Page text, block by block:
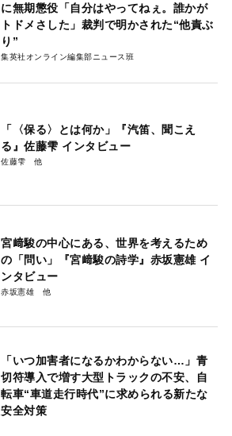
に無期懲役「自分はやってねぇ。誰かが
トドメさした」裁判で明かされた“他責ぶ
り”
集英社オンライン編集部ニュース班
「〈保る〉とは何か」『汽笛、聞こえ
る』佐藤雫 インタビュー
佐藤雫
宮﨑駿の中心にある、世界を考えるため
の「問い」『宮﨑駿の詩学』赤坂憲雄 イ
ンタビュー
赤坂憲雄
「いつ加害者になるかわからない…」青
切符導入で増す大型トラックの不安、自
転車“車道走行時代”に求められる新たな
安全対策